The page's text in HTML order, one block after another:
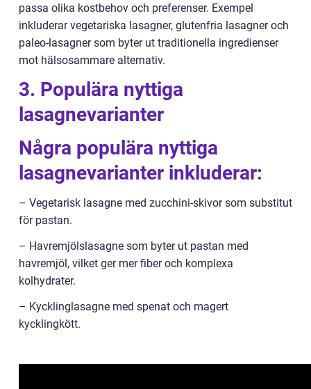
passa olika kostbehov och preferenser. Exempel
inkluderar vegetariska lasagner, glutenfria lasagner och
paleo-lasagner som byter ut traditionella ingredienser
mot hälsosammare alternativ.
3. Populära nyttiga
lasagnevarianter
Några populära nyttiga
lasagnevarianter inkluderar:
– Vegetarisk lasagne med zucchini-skivor som substitut
för pastan.
– Havremjölslasagne som byter ut pastan med
havremjöl, vilket ger mer fiber och komplexa
kolhydrater.
– Kycklinglasagne med spenat och magert
kycklingkött.